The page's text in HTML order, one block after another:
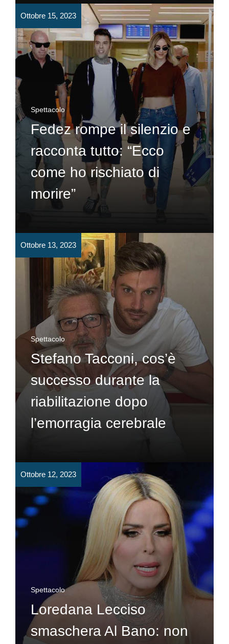
Ottobre 15, 2023
Spettacolo
Fedez rompe il silenzio e
racconta tutto: “Ecco
come ho rischiato di
morire”
Ottobre 13, 2023
Spettacolo
Stefano Tacconi, cos’è
successo durante la
riabilitazione dopo
l’emorragia cerebrale
Ottobre 12, 2023
Spettacolo
Loredana Lecciso
smaschera Al Bano: non